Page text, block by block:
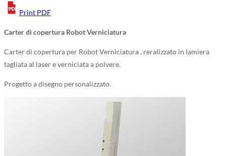
Print PDF
Carter di copertura Robot Verniciatura
Carter di copertura per Robot Verniciatura , reralizzato in lamiera
tagliata al laser e verniciata a polvere.
Progetto a disegno personalizzato.